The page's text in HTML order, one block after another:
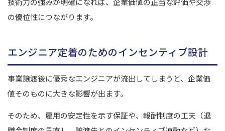
の優位性につながります。
エンジニア定着のためのインセンティブ設計
事業譲渡後に優秀なエンジニアが流出してしまうと、企業価
値そのものに大きな影響が出ます。
そのため、雇用の安定性を示す保証や、報酬制度の工夫（退